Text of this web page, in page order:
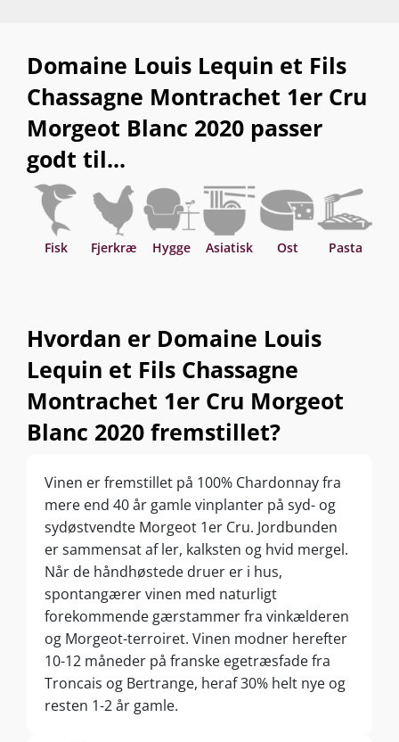
Domaine Louis Lequin et Fils
Chassagne Montrachet 1er Cru
Morgeot Blanc 2020 passer
godt til...
Fisk Fjerkræ Hygge Asiatisk Ost Pasta
Hvordan er Domaine Louis
Lequin et Fils Chassagne
Montrachet 1er Cru Morgeot
Blanc 2020 fremstillet?
Vinen er fremstillet på 100% Chardonnay fra
mere end 40 år gamle vinplanter på syd- og
sydøstvendte Morgeot 1er Cru. Jordbunden
er sammensat af ler, kalksten og hvid mergel.
Når de håndhøstede druer er i hus,
spontangærer vinen med naturligt
forekommende gærstammer fra vinkælderen
og Morgeot-terroiret. Vinen modner herefter
10-12 måneder på franske egetræsfade fra
Troncais og Bertrange, heraf 30% helt nye og
resten 1-2 år gamle.